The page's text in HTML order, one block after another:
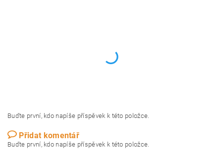
Buďte první, kdo napíše příspěvek k této položce.
Přidat komentář
Buďte první, kdo napíše příspěvek k této položce.